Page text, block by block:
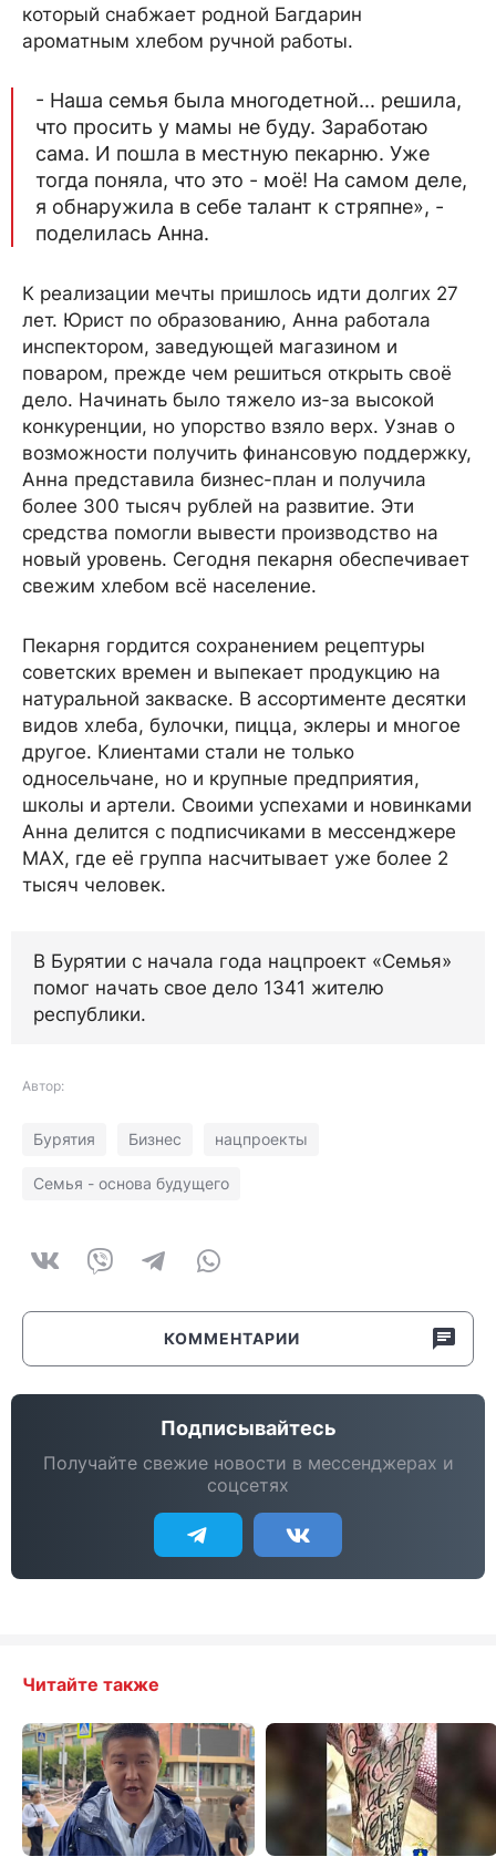
который снабжает родной Багдарин
ароматным хлебом ручной работы.
- Наша семья была многодетной... решила,
что просить у мамы не буду. Заработаю
сама. И пошла в местную пекарню. Уже
тогда поняла, что это - моё! На самом деле,
я обнаружила в себе талант к стряпне», -
поделилась Анна.
К реализации мечты пришлось идти долгих 27
лет. Юрист по образованию, Анна работала
инспектором, заведующей магазином и
поваром, прежде чем решиться открыть своё
дело. Начинать было тяжело из-за высокой
конкуренции, но упорство взяло верх. Узнав о
возможности получить финансовую поддержку,
Анна представила бизнес-план и получила
более 300 тысяч рублей на развитие. Эти
средства помогли вывести производство на
новый уровень. Сегодня пекарня обеспечивает
свежим хлебом всё население.
Пекарня гордится сохранением рецептуры
советских времен и выпекает продукцию на
натуральной закваске. В ассортименте десятки
видов хлеба, булочки, пицца, эклеры и многое
другое. Клиентами стали не только
односельчане, но и крупные предприятия,
школы и артели. Своими успехами и новинками
Анна делится с подписчиками в мессенджере
МАХ, где её группа насчитывает уже более 2
тысяч человек.
В Бурятии с начала года нацпроект «Семья»
помог начать свое дело 1341 жителю
республики.
Автор:
Бурятия Бизнес нацпроекты
Семья - основа будущего
КОММЕНТАРИИ
Подписывайтесь
Получайте свежие новости в мессенджерах и
соцсетях
Читайте также